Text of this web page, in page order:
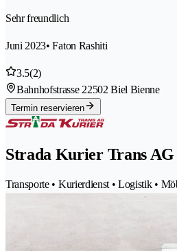
Sehr freundlich
Juni 2023• Faton Rashiti
3.5(2)
Bahnhofstrasse 22502 Biel Bienne
Termin reservieren
Strada Kurier Trans AG
Transporte • Kurierdienst • Logistik •